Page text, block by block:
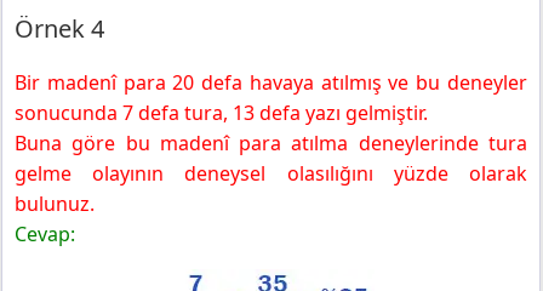
Örnek 4
Bir madenî para 20 defa havaya atılmış ve bu deneyler
sonucunda 7 defa tura, 13 defa yazı gelmiştir.
Buna göre bu madenî para atılma deneylerinde tura
gelme olayının deneysel olasılığını yüzde olarak
bulunuz.
Cevap: